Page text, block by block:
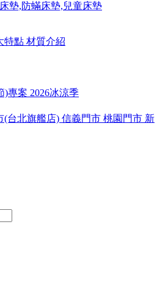
墊,防蟎床墊,兒童床墊
特點 材質介紹
)專案 2026冰涼季
(台北旗艦店) 信義門市 桃園門市 新